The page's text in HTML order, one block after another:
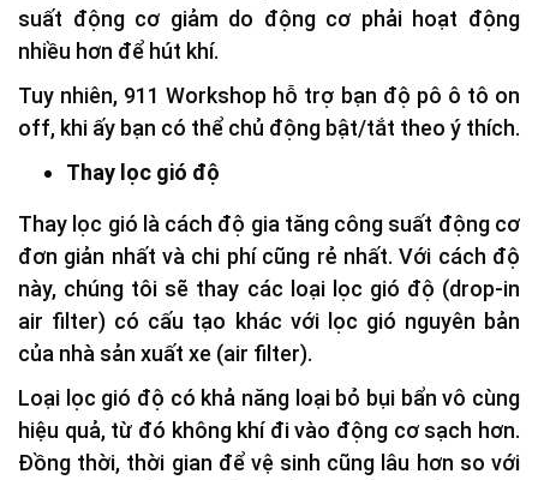
suất động cơ giảm do động cơ phải hoạt động
nhiều hơn để hút khí.
Tuy nhiên, 911 Workshop hỗ trợ bạn độ pô ô tô on
off, khi ấy bạn có thể chủ động bật/tắt theo ý thích.
Thay lọc gió độ
Thay lọc gió là cách độ gia tăng công suất động cơ
đơn giản nhất và chi phí cũng rẻ nhất. Với cách độ
này, chúng tôi sẽ thay các loại lọc gió độ (drop-in
air filter) có cấu tạo khác với lọc gió nguyên bản
của nhà sản xuất xe (air filter).
Loại lọc gió độ có khả năng loại bỏ bụi bẩn vô cùng
hiệu quả, từ đó không khí đi vào động cơ sạch hơn.
Đồng thời, thời gian để vệ sinh cũng lâu hơn so với